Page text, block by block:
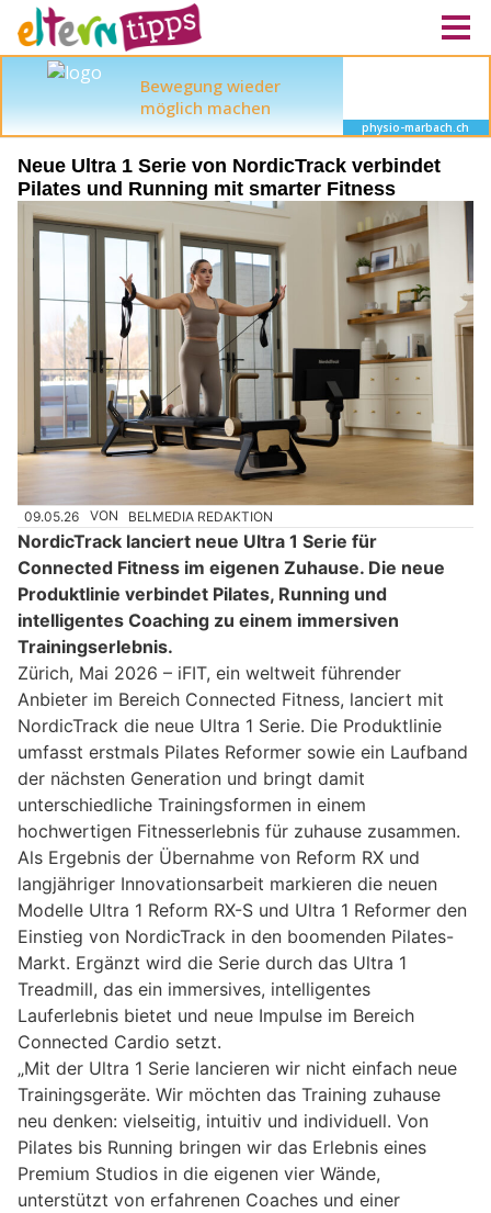
Neue Ultra 1 Serie von NordicTrack verbindet
Pilates und Running mit smarter Fitness
09.05.26 VON BELMEDIA REDAKTION
NordicTrack lanciert neue Ultra 1 Serie für
Connected Fitness im eigenen Zuhause. Die neue
Produktlinie verbindet Pilates, Running und
intelligentes Coaching zu einem immersiven
Trainingserlebnis.
Zürich, Mai 2026 – iFIT, ein weltweit führender
Anbieter im Bereich Connected Fitness, lanciert mit
NordicTrack die neue Ultra 1 Serie. Die Produktlinie
umfasst erstmals Pilates Reformer sowie ein Laufband
der nächsten Generation und bringt damit
unterschiedliche Trainingsformen in einem
hochwertigen Fitnesserlebnis für zuhause zusammen.
Als Ergebnis der Übernahme von Reform RX und
langjähriger Innovationsarbeit markieren die neuen
Modelle Ultra 1 Reform RX-S und Ultra 1 Reformer den
Einstieg von NordicTrack in den boomenden Pilates-
Markt. Ergänzt wird die Serie durch das Ultra 1
Treadmill, das ein immersives, intelligentes
Lauferlebnis bietet und neue Impulse im Bereich
Connected Cardio setzt.
„Mit der Ultra 1 Serie lancieren wir nicht einfach neue
Trainingsgeräte. Wir möchten das Training zuhause
neu denken: vielseitig, intuitiv und individuell. Von
Pilates bis Running bringen wir das Erlebnis eines
Premium Studios in die eigenen vier Wände,
unterstützt von erfahrenen Coaches und einer